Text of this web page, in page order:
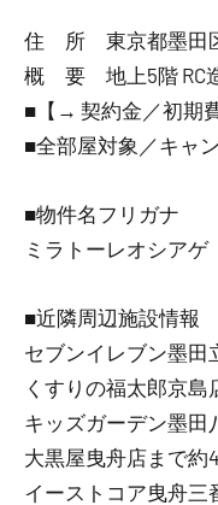
住 所 東京都墨田
概 要 地上5階 RC
■【→ 契約金／初期
■全部屋対象／キャ
■物件名フリガナ
ミラトーレオシアゲ
■近隣周辺施設情報
セブンイレブン墨田
くすりの福太郎京島
キッズガーデン墨田
大黒屋曳舟店まで約
イーストコア曳舟三